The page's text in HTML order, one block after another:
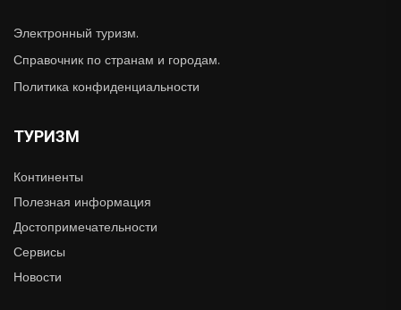
Электронный туризм.
Справочник по странам и городам.
Политика конфиденциальности
ТУРИЗМ
Континенты
Полезная информация
Достопримечательности
Сервисы
Новости